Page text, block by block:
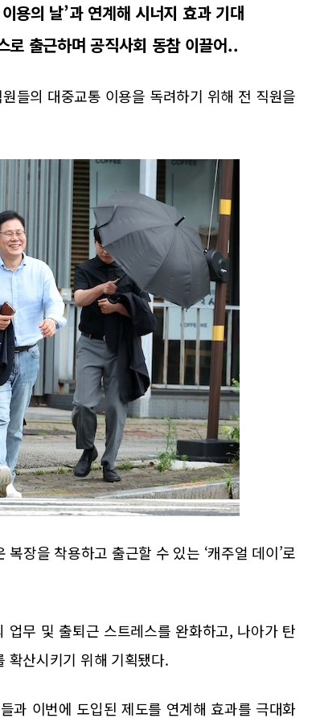
용의 날’과 연계해 시너지 효과 기대
로 출근하며 공직사회 동참 이끌어..
들의 대중교통 이용을 독려하기 위해 전 직원을
장을 착용하고 출근할 수 있는 ‘캐주얼 데이’로
업무 및 출퇴근 스트레스를 완화하고, 나아가 탄
확산시키기 위해 기획됐다.
과 이번에 도입된 제도를 연계해 효과를 극대화